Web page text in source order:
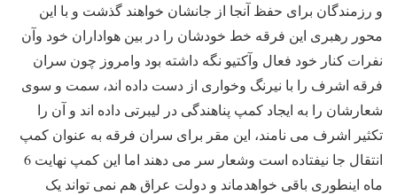
و رزمندگان برای حفظ آنجا از جانشان خواهند گذشت و با این
محور رهبری این فرقه خط خودشان را در بین هواداران خود وآن
نفرات کنار خود فعال وآکتیو نگه داشته بود وامروز چون سران
فرقه اشرف را با نیرنگ وخواری از دست داده اند، سمت و سوی
شعارشان را به ایجاد کمپ پناهندگی در لیبرتی داده اند و آن را
تکثیر اشرف می نامند، این مقر برای سران فرقه به عنوان کمپ
انتقال جا نیفتاده است وشعار سر می دهند اما این کمپ نهایت 6
ماه اینطوری باقی خواهدماند و دولت عراق هم نمی تواند یک